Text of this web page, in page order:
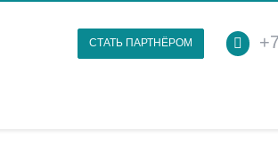
СТАТЬ ПАРТНЁРОМ